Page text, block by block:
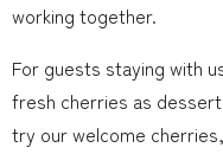
working together.
For guests staying with
fresh cherries as
try our welcome